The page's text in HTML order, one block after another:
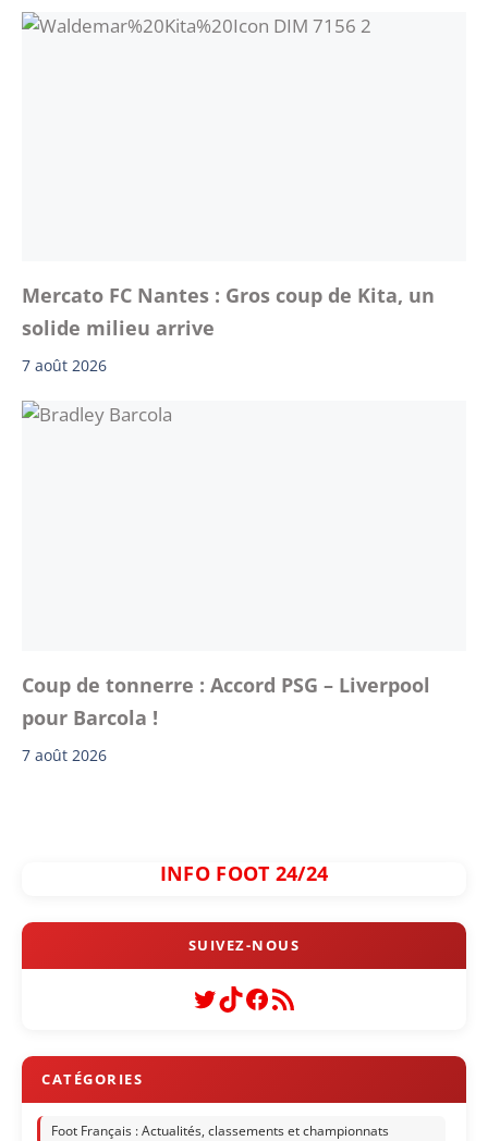
Mercato FC Nantes : Gros coup de Kita, un
solide milieu arrive
7 août 2026
Coup de tonnerre : Accord PSG – Liverpool
pour Barcola !
7 août 2026
INFO FOOT 24/24
Twitter
TikTok
Facebook
Flux RSS
Foot Français : Actualités, classements et championnats